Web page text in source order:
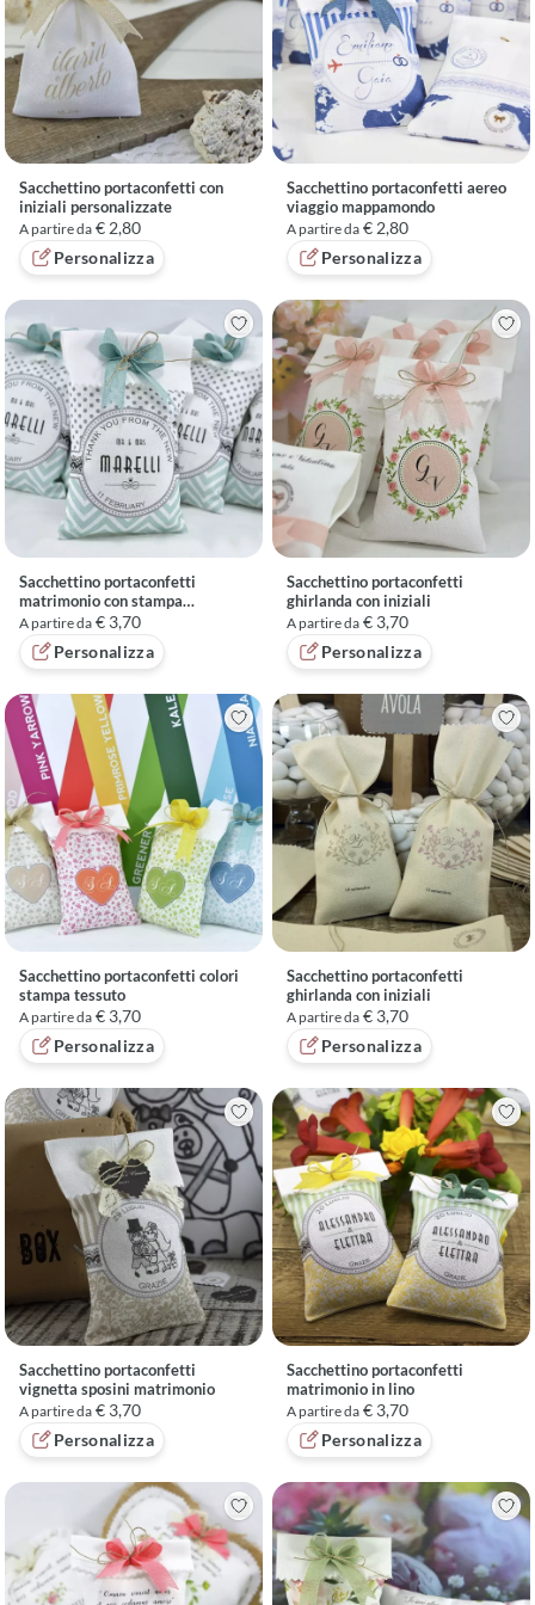
ispirare dall'artigianato italiano. Se non trovi la grafica che fa al
caso tuo, contattaci direttamente: progetteremo insieme il design
su misura per celebrare il vostro giorno più bello.
Sacchettino portaconfetti con
iniziali personalizzate
A partire da € 2,80
Personalizza
Sacchettino portaconfetti aereo
viaggio mappamondo
A partire da € 2,80
Personalizza
Sacchettino portaconfetti
matrimonio con stampa
personalizzata
A partire da € 3,70
Personalizza
Sacchettino portaconfetti
ghirlanda con iniziali
A partire da € 3,70
Personalizza
Sacchettino portaconfetti colori
stampa tessuto
A partire da € 3,70
Personalizza
Sacchettino portaconfetti
ghirlanda con iniziali
A partire da € 3,70
Personalizza
Sacchettino portaconfetti
vignetta sposini matrimonio
A partire da € 3,70
Personalizza
Sacchettino portaconfetti
matrimonio in lino
A partire da € 3,70
Personalizza